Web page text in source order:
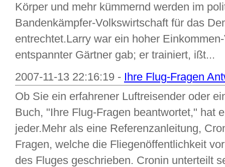
Körper und mehr kümmernd werden im
Bandenkämpfer-Volkswirtschaft für das
entrechtet.Larry war ein hoher
entspannter Gärtner gab; er trainiert, ißt...
2007-11-13 22:16:19 - Ihre Flug-Fragen
Ob Sie ein erfahrener Luftreisender oder
Buch, "Ihre Flug-Fragen beantwortet," hat
jeder.Mehr als eine Referenzanleitung,
Fragen, welche die Fliegenöffentlichkeit
des Fluges geschrieben. Cronin unterteilt